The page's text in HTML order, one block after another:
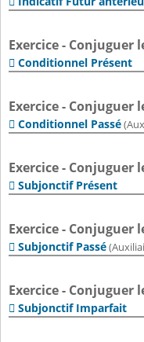
Exercice - Conjuguer
 Conditionnel Présent
Exercice - Conjuguer
 Conditionnel Passé
Exercice - Conjuguer
 Subjonctif Présent
Exercice - Conjuguer
 Subjonctif Passé
Exercice - Conjuguer
 Subjonctif Imparfait